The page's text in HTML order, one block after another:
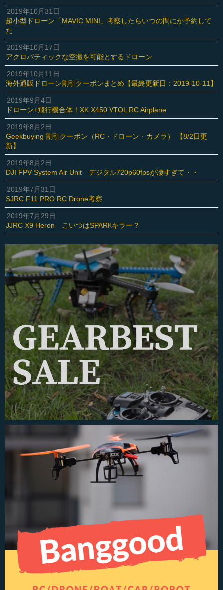
2019年10月31日
超小型ドローン「MAVIC MINI」考察したらいつの間にか予約して
た
2019年10月17日
アクロバティックな空撮を可能とするドローン
2019年10月11日
海外通販ドローン割引クーポンまとめ【最終更新日：2019-10-11】
2019年9月4日
ドローン+飛行機合体！XK X450 VTOL RC Airplane
2019年8月2日
Geekbuying 割引クーポン（RC・ドローン・カメラ） 【8/2日更
新】
2019年8月2日
DJI FPV System Air Unit デジタル720p60fpsが凄すぎて・・
2019年7月31日
SJRC F11 PRO RC Drone考察
2019年7月29日
JJRC X9 Heron こいつはSPARKキラー？